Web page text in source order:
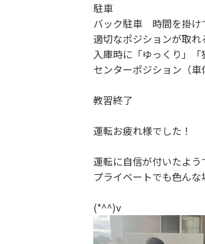
駐車
バック駐車 時間を掛け
適切なポジションが取れ
入庫時に「ゆっくり」「
センターポジション（車
教習終了
運転お疲れ様でした！
運転に自信が付いたよう
プライベートでも色ん
(*^^)v